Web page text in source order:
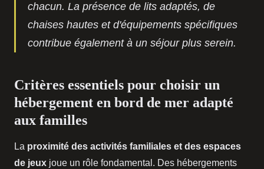
chacun. La présence de lits adaptés, de
chaises hautes et d'équipements spécifiques
contribue également à un séjour plus serein.
Critères essentiels pour choisir un
hébergement en bord de mer adapté
aux familles
La proximité des activités familiales et des espaces
de jeux joue un rôle fondamental. Des hébergements